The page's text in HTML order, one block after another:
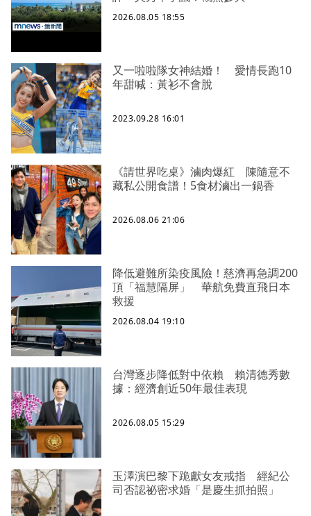
2026.08.05 18:55
又一啦啦隊女神結婚！ 愛情長跑10
年甜喊：黃衫不會脫
2023.09.28 16:01
《請世界吃桌》滷肉爆紅 陳隨意不
藏私公開食譜！5食材滷出一鍋香
2026.08.06 21:06
降低避難所染疫風險！慈濟再急調200
頂「福慧隔屏」 華航免費直飛日本
救援
2026.08.04 19:10
台灣逐步降低對中依賴 賴清德秀數
據：經濟創近50年最佳表現
2026.08.05 15:29
玉澤演巴黎下跪獻女友戒指 經紀公
司否認祕密求婚「是慶生抓拍照」